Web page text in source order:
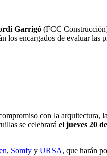
Garrigó (FCC
los encargados de evaluar las
con la arquitectura,
se celebrará el jueves 20
, Somfy y URSA, que harán